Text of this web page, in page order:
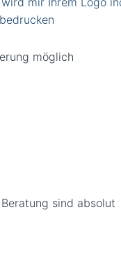
möglich
sind absolut